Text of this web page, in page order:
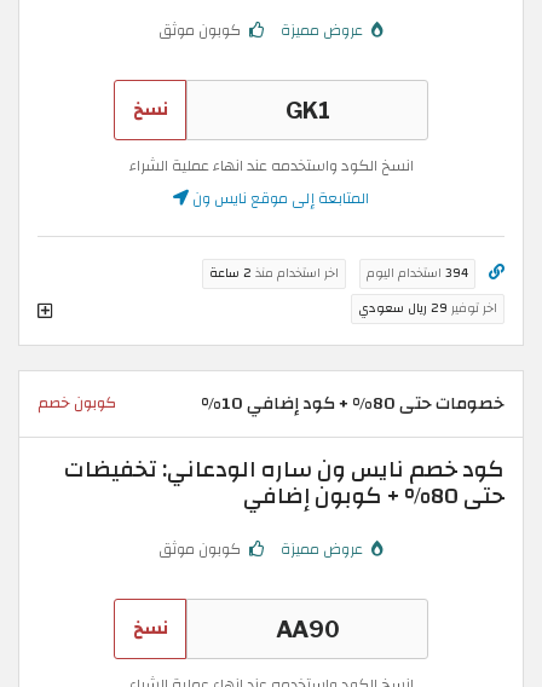
عروض مميزة كوبون موثق
نسخ
انسخ الكود واستخدمه عند انهاء عملية الشراء
المتابعة إلى موقع نايس ون
394 استخدام اليوم اخر استخدام منذ 2 ساعة
اخر توفير 29 ريال سعودي
خصومات حتى 80% + كود إضافي 10% كوبون خصم
كود خصم نايس ون ساره الودعاني: تخفيضات
حتى 80% + كوبون إضافي
عروض مميزة كوبون موثق
نسخ